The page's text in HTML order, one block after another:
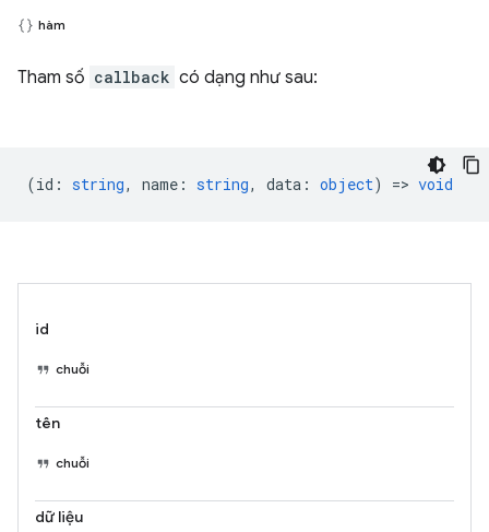
hàm
Tham số callback có dạng như sau:
(id : string, name : string, data : object) => void
id
chuỗi
tên
chuỗi
dữ liệu